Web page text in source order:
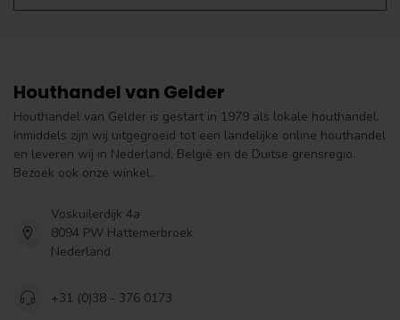
Houthandel van Gelder
Houthandel van Gelder is gestart in 1979 als lokale houthandel.
Inmiddels zijn wij uitgegroeid tot een landelijke online houthandel
en leveren wij in Nederland, België en de Duitse grensregio.
Bezoek ook onze winkel.
Voskuilerdijk 4a
8094 PW Hattemerbroek
Nederland
+31 (0)38 - 376 0173